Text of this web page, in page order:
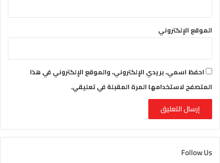
الموقع الإلكتروني
احفظ اسمي، بريدي الإلكتروني، والموقع الإلكتروني في هذا
المتصفح لاستخدامها المرة المقبلة في تعليقي.
Follow Us